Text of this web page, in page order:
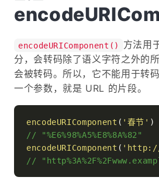
encodeURIComponent()
方法用
分，会转码除了语义字符之外的
会被转码。所以，它不能用于转
一个参数，就是 URL 的片段。
encodeURIComponent ( '春节'
// "%E6%98%A5%E8%8A%82"
encodeURIComponent ( 'http://
//